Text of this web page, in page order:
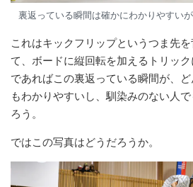
裏返っている瞬間は確かにわかりやすい
これはキックフリップというつま先
て、ボードに縦回転を加えるトリッ
であればこの裏返っている瞬間が、
もわかりやすいし、馴染みのない人
ろう。
ではこの写真はどうだろうか。